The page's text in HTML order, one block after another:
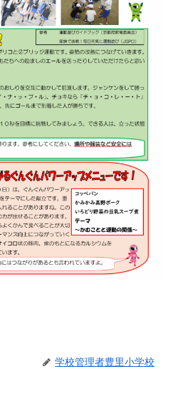
学校管理者豊里小学校